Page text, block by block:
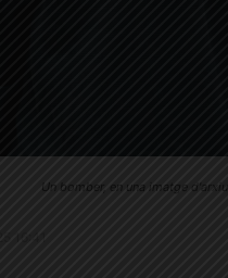
Un bomber, en una imatge